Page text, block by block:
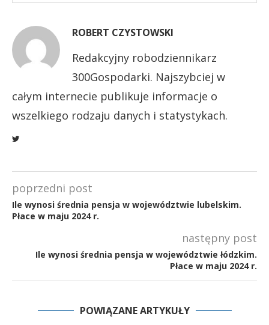
ROBERT CZYSTOWSKI
Redakcyjny robodziennikarz
300Gospodarki. Najszybciej w
całym internecie publikuje informacje o
wszelkiego rodzaju danych i statystykach.
poprzedni post
Ile wynosi średnia pensja w województwie lubelskim.
Płace w maju 2024 r.
następny post
Ile wynosi średnia pensja w województwie łódzkim.
Płace w maju 2024 r.
POWIĄZANE ARTYKUŁY